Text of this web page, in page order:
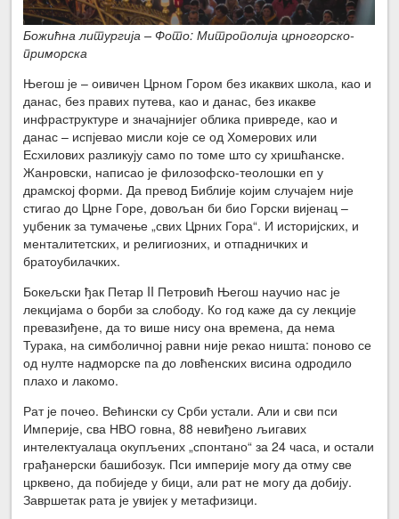
Божићна литургија – Фото: Митрополија црногорско-
приморска
Његош је – оивичен Црном Гором без икаквих школа, као и
данас, без правих путева, као и данас, без икакве
инфраструктуре и значајнијег облика привреде, као и
данас – испјевао мисли које се од Хомерових или
Есхилових разликују само по томе што су хришћанске.
Жанровски, написао је филозофско-теолошки еп у
драмској форми. Да превод Библије којим случајем није
стигао до Црне Горе, довољан би био Горски вијенац –
уџбеник за тумачење „свих Црних Гора“. И историјских, и
менталитетских, и религиозних, и отпадничких и
братоубилачких.
Бокељски ђак Петар II Петровић Његош научио нас је
лекцијама о борби за слободу. Ко год каже да су лекције
превазиђене, да то више нису она времена, да нема
Турака, на симболичној равни није рекао ништа: поново се
од нулте надморске па до ловћенских висина одродило
плахо и лакомо.
Рат је почео. Већински су Срби устали. Али и сви пси
Империје, сва НВО говна, 88 невиђено љигавих
интелектуалаца окупљених „спонтано“ за 24 часа, и остали
грађанерски башибозук. Пси империје могу да отму све
црквено, да побиједе у бици, али рат не могу да добију.
Завршетак рата је увијек у метафизици.